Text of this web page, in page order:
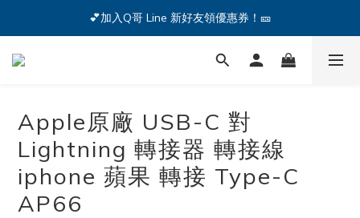
🔥iPhone 17 全系列熱銷中🔥點我購買 — !
💕加入Q哥 Line 新好友領優惠券！🎫
🔥iPhone 17 全系列熱銷中🔥點我購買 — !
Apple原廠 USB-C 對
Lightning 轉接器 轉接線
iphone 蘋果 轉接 Type-C
AP66